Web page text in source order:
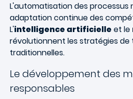
L'automatisation des processus
adaptation continue des
L'intelligence artificielle et le
révolutionnent les stratégies de
traditionnelles.
Le développement des
responsables